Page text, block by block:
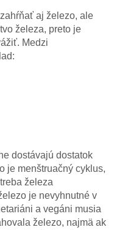
aj železo, ale
železa, preto je
Medzi
dostávajú dostatok
je menštruačný cyklus,
železa
je nevyhnutné v
a vegáni musia
železo, najmä ak